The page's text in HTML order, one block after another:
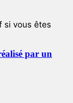
si vous êtes
par un